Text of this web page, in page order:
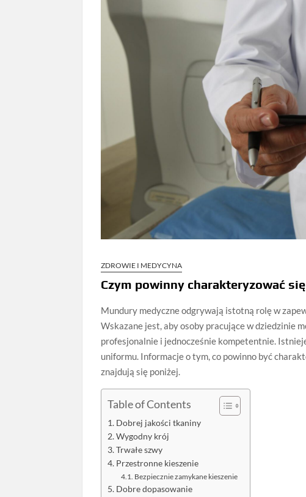
ZDROWIE I MEDYCYNA
Czym powinny charakteryzować
Mundury medyczne odgrywają istotną rolę w
Wskazane jest, aby osoby pracujące w dziedzinie
profesjonalnie i jednocześnie kompetentnie.
uniformu. Informacje o tym, co powinno być
znajdują się poniżej.
Table of Contents
Dobrej jakości tkaniny
Wygodny krój
Trwałe szwy
Przestronne kieszenie
Bezpiecznie zamykane kieszenie
Dobre dopasowanie